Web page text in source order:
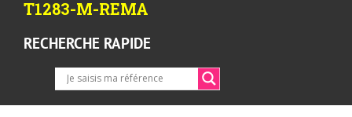
T1283-M-REMA
RECHERCHE RAPIDE